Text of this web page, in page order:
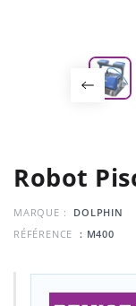
Robot
MARQUE :
DOLPHIN
RÉFÉRENCE
: M400